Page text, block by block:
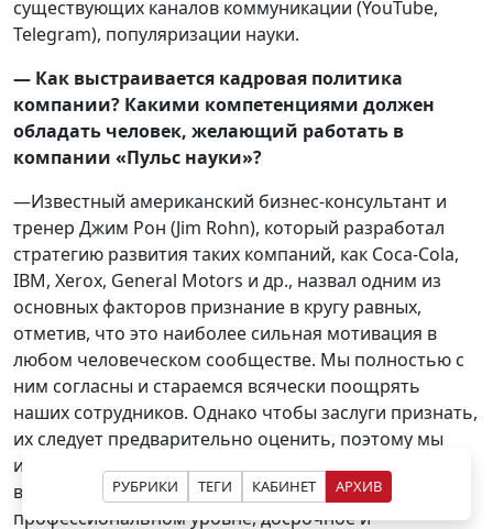
РУБРИКИ ТЕГИ КАБИНЕТ АРХИВ
существующих каналов коммуникации (YouTube,
Telegram), популяризации науки.
— Как выстраивается кадровая политика
компании? Какими компетенциями должен
обладать человек, желающий работать в
компании «Пульс науки»?
—Известный американский бизнес-консультант и
тренер Джим Рон (Jim Rohn), который разработал
стратегию развития таких компаний, как Coca-Cola,
IBM, Xerox, General Motors и др., назвал одним из
основных факторов признание в кругу равных,
отметив, что это наиболее сильная мотивация в
любом человеческом сообществе. Мы полностью с
ним согласны и стараемся всячески поощрять
наших сотрудников. Однако чтобы заслуги признать,
их следует предварительно оценить, поэтому мы
используем такие основные критерии, как
выполнение производственных поручений на
профессиональном уровне, досрочное и